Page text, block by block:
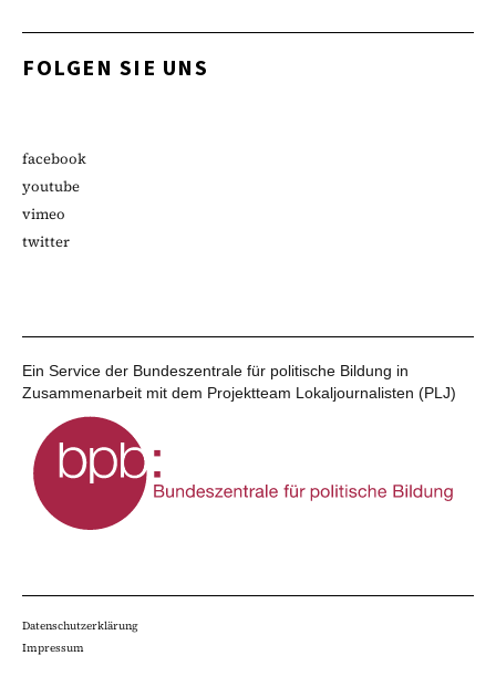
FOLGEN SIE UNS
facebook
youtube
vimeo
twitter
Ein Service der Bundeszentrale für politische Bildung in
Zusammenarbeit mit dem Projektteam Lokaljournalisten (PLJ)
Datenschutzerklärung
Impressum